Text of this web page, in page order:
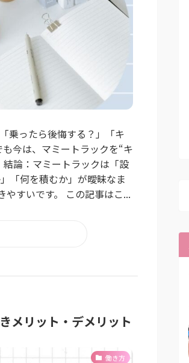
乗ったら後悔する？」「キ
今は、マミートラックを“キ
論：マミートラックは「設
「何を積むか」が曖昧なま
すいです。 この記事はこ...
メリット・デメリット
働き方